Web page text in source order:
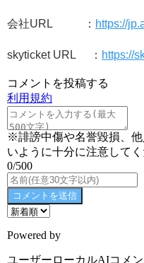
会社URL ： https://
skyticket URL ： https://